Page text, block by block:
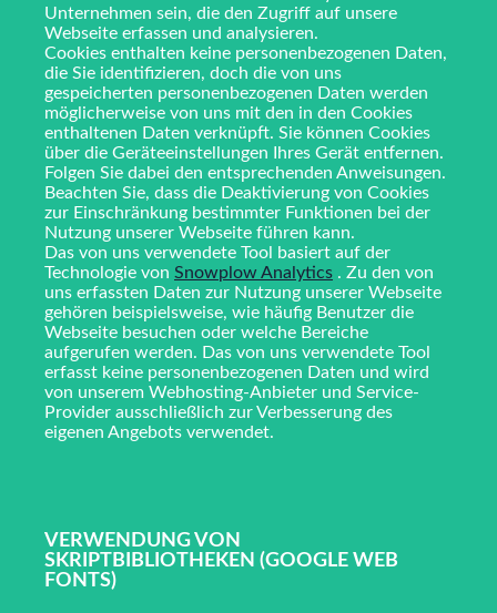
Unternehmen sein, die den Zugriff auf unsere
Webseite erfassen und analysieren.
Cookies enthalten keine personenbezogenen Daten,
die Sie identifizieren, doch die von uns
gespeicherten personenbezogenen Daten werden
möglicherweise von uns mit den in den Cookies
enthaltenen Daten verknüpft. Sie können Cookies
über die Geräteeinstellungen Ihres Gerät entfernen.
Folgen Sie dabei den entsprechenden Anweisungen.
Beachten Sie, dass die Deaktivierung von Cookies
zur Einschränkung bestimmter Funktionen bei der
Nutzung unserer Webseite führen kann.
Das von uns verwendete Tool basiert auf der
Technologie von Snowplow Analytics . Zu den von
uns erfassten Daten zur Nutzung unserer Webseite
gehören beispielsweise, wie häufig Benutzer die
Webseite besuchen oder welche Bereiche
aufgerufen werden. Das von uns verwendete Tool
erfasst keine personenbezogenen Daten und wird
von unserem Webhosting-Anbieter und Service-
Provider ausschließlich zur Verbesserung des
eigenen Angebots verwendet.
VERWENDUNG VON
SKRIPTBIBLIOTHEKEN (GOOGLE WEB
FONTS)